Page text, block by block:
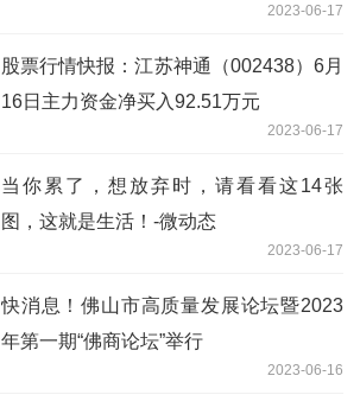
2023-06-17
股票行情快报：江苏神通（002438）6月
16日主力资金净买入92.51万元
2023-06-17
当你累了，想放弃时，请看看这14张
图，这就是生活！-微动态
2023-06-17
快消息！佛山市高质量发展论坛暨2023
年第一期“佛商论坛”举行
2023-06-16